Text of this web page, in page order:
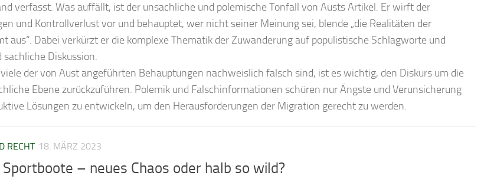
verfasst. Was auffällt, ist der unsachliche und polemische Tonfall von Austs Artikel. Er wirft der
und Kontrollverlust vor und behauptet, wer nicht seiner Meinung sei, blende „die Realitäten der
aus“. Dabei verkürzt er die komplexe Thematik der Zuwanderung auf populistische Schlagworte und
Diskussion.
der von Aust angeführten Behauptungen nachweislich falsch sind, ist es wichtig, den Diskurs um die
Ebene zurückzuführen. Polemik und Falschinformationen schüren nur Ängste und Verunsicherung
Lösungen zu entwickeln, um den Herausforderungen der Migration gerecht zu werden.
RECHT 18. MÄRZ 2023
– neues Chaos oder halb so wild?